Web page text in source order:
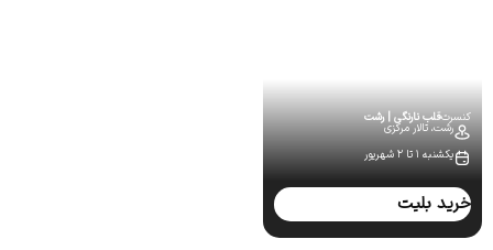
کنسرتقلب نارنگی | رشت
رشت، تالار مرکزی
یکشنبه ۱ تا ۲ شهریور
خرید بلیت